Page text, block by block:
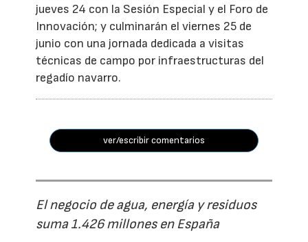
jueves 24 con la Sesión Especial y el Foro de
Innovación; y culminarán el viernes 25 de
junio con una jornada dedicada a visitas
técnicas de campo por infraestructuras del
regadío navarro.
ver/escribir comentarios
El negocio de agua, energía y residuos
suma 1.426 millones en España